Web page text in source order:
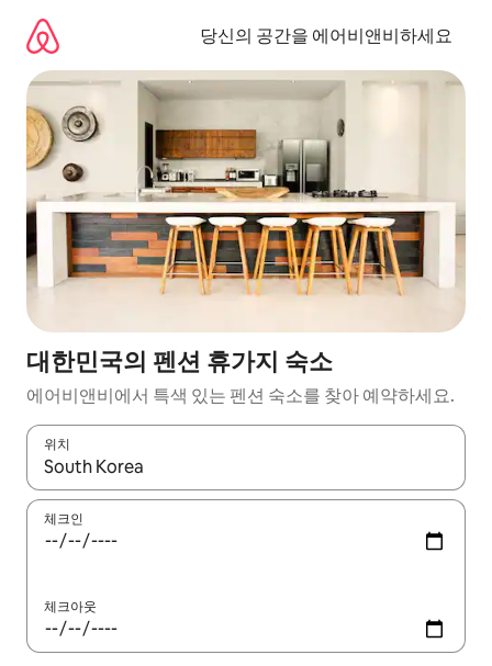
당신의 공간을 에어비앤비하세요
대한민국의 펜션 휴가지 숙소
에어비앤비에서 특색 있는 펜션 숙소를 찾아 예약하세요.
위치
결과가 나오면 위·아래 화살표 키를 사용하거나 터치 또는 스와이
체크인
체크아웃